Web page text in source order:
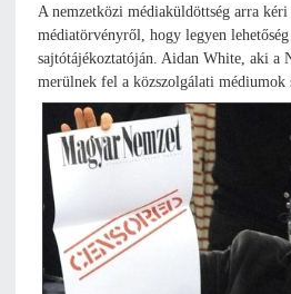
A nemzetközi médiaküldöttség arra
médiatörvényről, hogy legyen
sajtótájékoztatóján. Aidan White, aki a
merülnek fel a közszolgálati médiumok